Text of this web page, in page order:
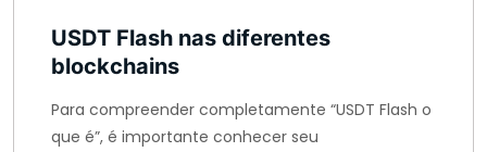
USDT Flash nas diferentes
blockchains
Para compreender completamente “USDT Flash o
que é”, é importante conhecer seu